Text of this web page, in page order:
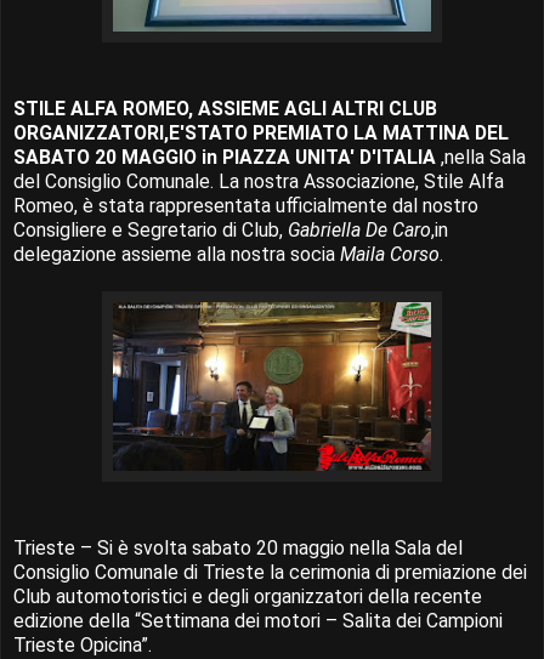
STILE ALFA ROMEO, ASSIEME AGLI ALTRI CLUB
ORGANIZZATORI,E'STATO PREMIATO LA MATTINA DEL
SABATO 20 MAGGIO in PIAZZA UNITA' D'ITALIA ,nella Sala
del Consiglio Comunale. La nostra Associazione, Stile Alfa
Romeo, è stata rappresentata ufficialmente dal nostro
Consigliere e Segretario di Club, Gabriella De Caro,in
delegazione assieme alla nostra socia Maila Corso.
Trieste – Si è svolta sabato 20 maggio nella Sala del
Consiglio Comunale di Trieste la cerimonia di premiazione dei
Club automotoristici e degli organizzatori della recente
edizione della “Settimana dei motori – Salita dei Campioni
Trieste Opicina”.